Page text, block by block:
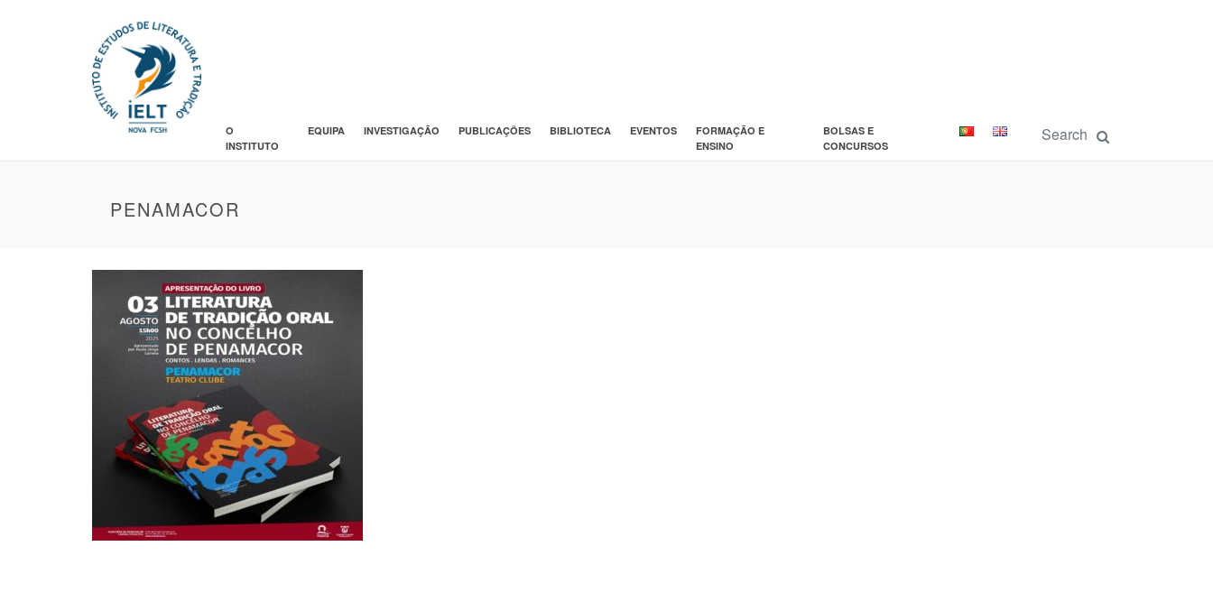
O
INSTITUTO
EQUIPA INVESTIGAÇÃO PUBLICAÇÕES BIBLIOTECA EVENTOS
FORMAÇÃO E
ENSINO
BOLSAS E
CONCURSOS
PENAMACOR